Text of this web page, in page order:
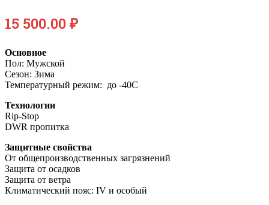
15 500.00₽
Основное
Пол: Мужской
Сезон: Зима
Температурный режим: до -40С
Технологии
Rip-Stop
DWR пропитка
Защитные свойства
От общепроизводственных загрязнений
Защита от осадков
Защита от ветра
Климатический пояс: IV и особый